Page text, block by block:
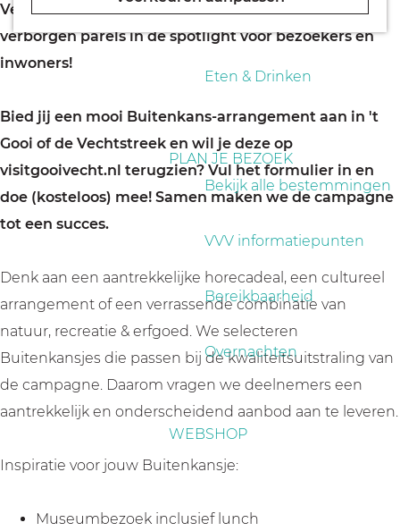
e
p
a
e
Eten & Drinken
PLAN JE BEZOEK
Bekijk alle bestemmingen
VVV informatiepunten
Bereikbaarheid
Overnachten
WEBSHOP
Vecht de hele zomer bekende highlights en
verborgen parels in de spotlight voor bezoekers en
inwoners!
Bied jij een mooi Buitenkans-arrangement aan in 't
Gooi of de Vechtstreek en wil je deze op
visitgooivecht.nl terugzien? Vul het formulier in en
doe (kosteloos) mee! Samen maken we de campagne
tot een succes.
Denk aan een aantrekkelijke horecadeal, een cultureel
arrangement of een verrassende combinatie van
natuur, recreatie & erfgoed. We selecteren
Buitenkansjes die passen bij de kwaliteitsuitstraling van
de campagne. Daarom vragen we deelnemers een
aantrekkelijk en onderscheidend aanbod aan te leveren.
Inspiratie voor jouw Buitenkansje:
Museumbezoek inclusief lunch